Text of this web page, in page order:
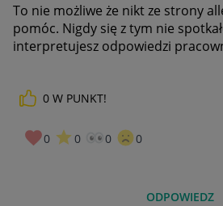
To nie możliwe że nikt ze strony
pomóc. Nigdy się z tym nie
interpretujesz odpowiedzi
0 W PUNKT!
0 0 0 0
ODPOWIEDZ